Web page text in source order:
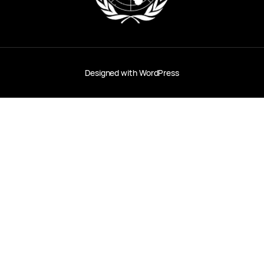
Designed withWordPress